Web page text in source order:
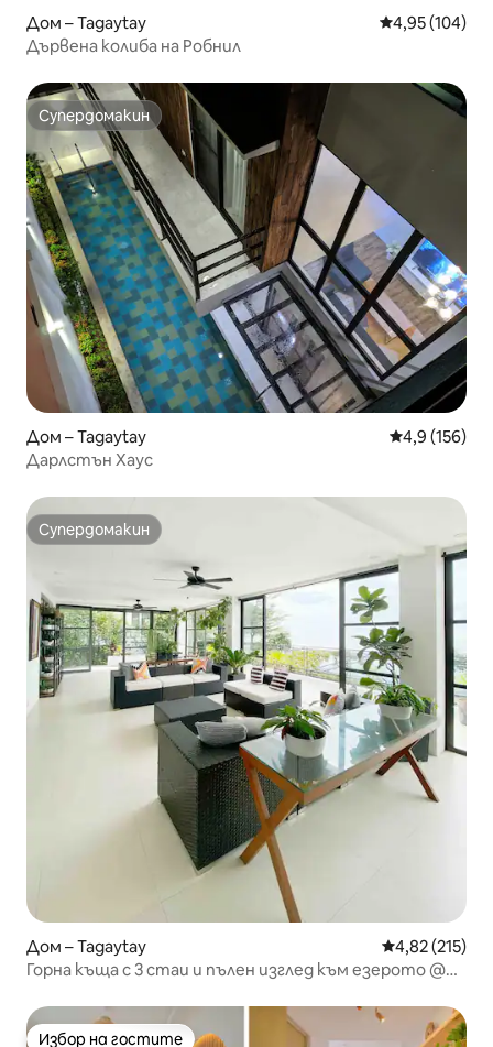
Дом – Tagaytay Средна
4,95 (104)
Дървена колиба на Робнил
Супердомакин
Супердомакин
Дом – Tagaytay Средна
4,9 (156)
Дарлстън Хаус
Супердомакин
Супердомакин
Дом – Tagaytay Средна
4,82 (215)
Горна къща с 3 стаи и пълен изглед към езерото @
Избор на гостите